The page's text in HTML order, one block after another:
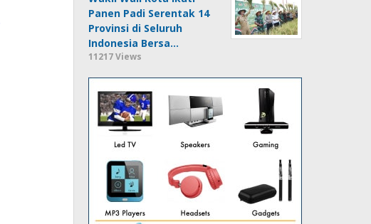
Panen Padi Serentak 14
Provinsi di Seluruh
Indonesia Bersa…
11217 Views